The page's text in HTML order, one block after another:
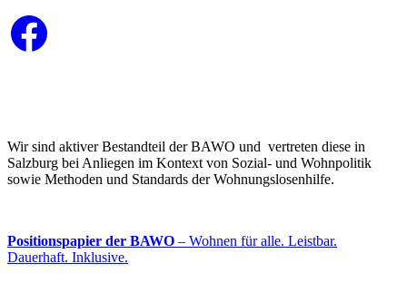
Facebook
Wir sind aktiver Bestandteil der BAWO und vertreten diese in
Salzburg bei Anliegen im Kontext von Sozial- und Wohnpolitik
sowie Methoden und Standards der Wohnungslosenhilfe.
Positionspapier der BAWO – Wohnen für alle. Leistbar.
Dauerhaft. Inklusive.